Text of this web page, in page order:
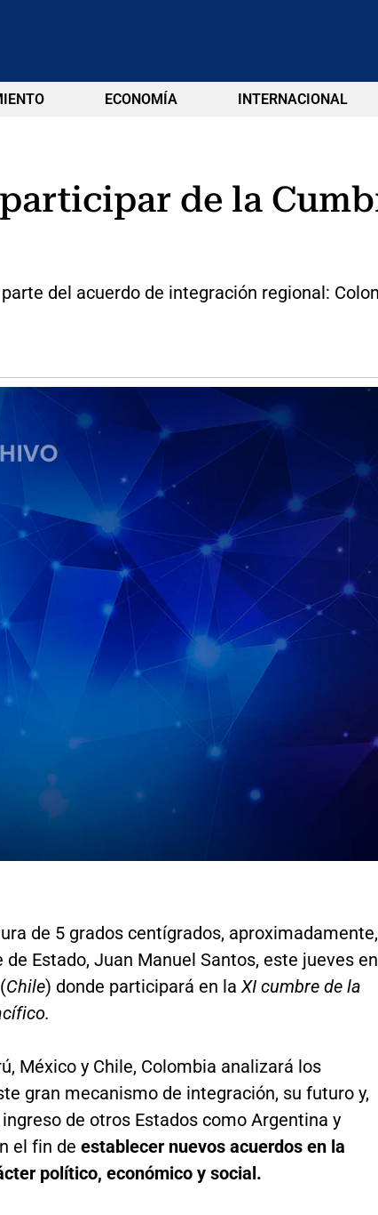
ECONOMÍA INTERNACIONAL
de la
del acuerdo de integración regional:
de 5 grados centígrados, aproximadamente,
Estado, Juan Manuel Santos, este jueves en
Chile) donde participará en laXI cumbre de la
México y Chile, Colombia analizará los
gran mecanismo de integración, su futuro y,
de otros Estados como Argentina y
el fin de establecer nuevos acuerdos en la
político, económico y social.